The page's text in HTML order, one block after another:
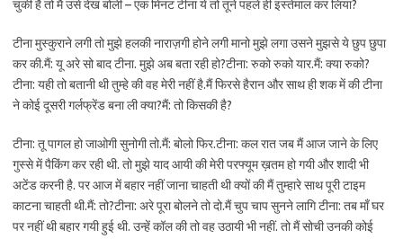
चुकी है तो मैं उसे देख बोली – एक मिनट टीना ये तो तूने पहले ही इस्तेमाल कर लिया?
टीना मुस्कुराने लगी तो मुझे हलकी नाराज़गी होने लगी मानो मुझे लगा उसने मुझसे ये छुप छुपा
कर की.मैं: यू अरे सो बाद टीना. मुझे अब बता रही हो?टीना: रुको रुको यार.मैं: क्या रुको?
टीना: यही तो बतानी थी तुम्हे की वह मेरी नहीं है.मैं फिरसे हैरान और साथ ही शक में की टीना
ने कोई दूसरी गर्लफ्रेंड बना ली क्या?मैं: तो किसकी है?
टीना: तू पागल हो जाओगी सुनोगी तो.मैं: बोलो फिर.टीना: कल रात जब मैं आज जाने के लिए
गुस्से में पैकिंग कर रही थी. तो मुझे याद आयी की मेरी परफ्यूम ख़तम हो गयी और शादी भी
अटेंड करनी है. पर आज में बहार नहीं जाना चाहती थी क्यों की मैं तुम्हारे साथ पूरी टाइम
काटना चाहती थी.मैं: तो?टीना: अरे पूरा बोलने तो दो.मैं चुप चाप सुनने लागि टीना: तब माँ घर
पर नहीं थी बहार गयी हुई थी. उन्हें कॉल की तो वह उठायी भी नहीं. तो मैं सोची उनकी कोई